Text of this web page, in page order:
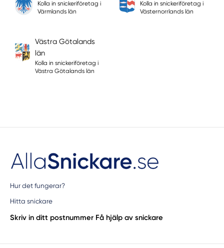
Kolla in snickeriföretag i
Värmlands län
Kolla in snickeriföretag i
Västernorrlands län
Västra Götalands
län
Kolla in snickeriföretag i
Västra Götalands län
Hur det fungerar?
Hitta snickare
Skriv in ditt postnummer Få hjälp av snickare